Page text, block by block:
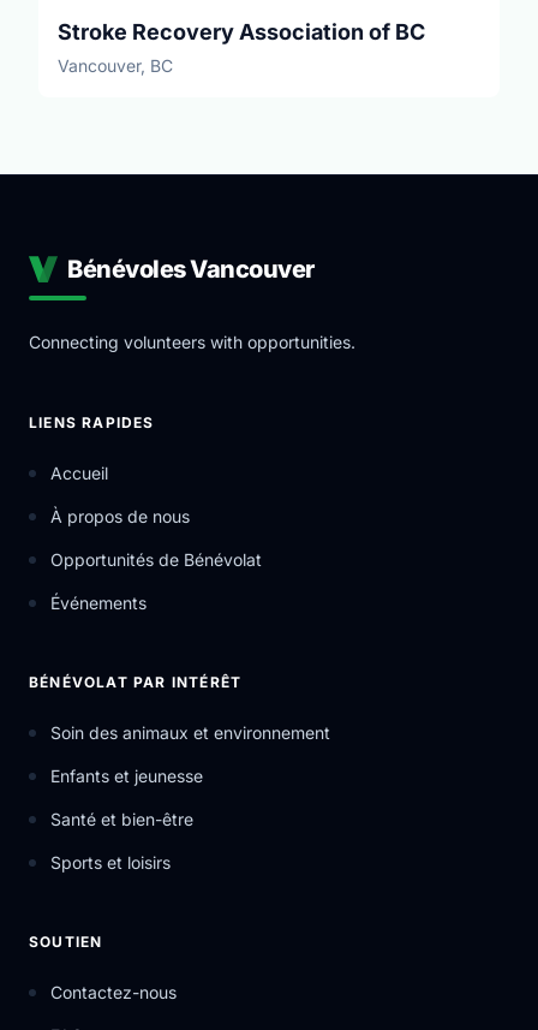
Stroke Recovery Association of BC
Vancouver, BC
Bénévoles Vancouver
Connecting volunteers with opportunities.
LIENS RAPIDES
Accueil
À propos de nous
Opportunités de Bénévolat
Événements
BÉNÉVOLAT PAR INTÉRÊT
Soin des animaux et environnement
Enfants et jeunesse
Santé et bien-être
Sports et loisirs
SOUTIEN
Contactez-nous